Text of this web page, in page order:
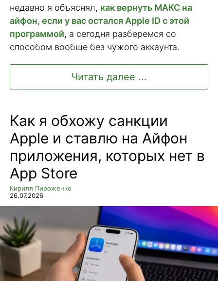
недавно я объяснял, как вернуть МАКС на
айфон, если у вас остался Apple ID с этой
программой, а сегодня разберемся со
способом вообще без чужого аккаунта.
Читать далее ...
Как я обхожу санкции
Apple и ставлю на Айфон
приложения, которых нет в
App Store
Кирилл Пироженко
26.07.2026